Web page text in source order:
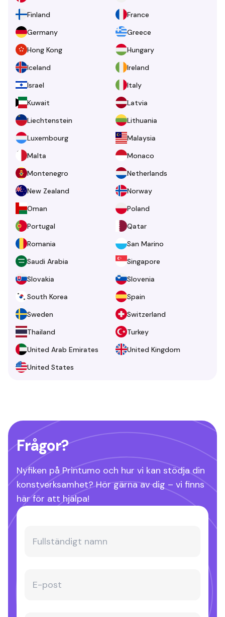
Finland
France
Germany
Greece
Hong Kong
Hungary
Iceland
Ireland
Israel
Italy
Kuwait
Latvia
Liechtenstein
Lithuania
Luxembourg
Malaysia
Malta
Monaco
Montenegro
Netherlands
New Zealand
Norway
Oman
Poland
Portugal
Qatar
Romania
San Marino
Saudi Arabia
Singapore
Slovakia
Slovenia
South Korea
Spain
Sweden
Switzerland
Thailand
Turkey
United Arab Emirates
United Kingdom
United States
Frågor?
Nyfiken på Printumo och hur vi kan stödja din
konstverksamhet? Hör gärna av dig – vi finns
här för att hjälpa!